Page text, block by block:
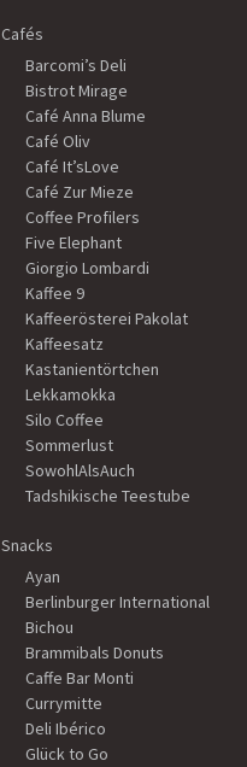
Cafés
Barcomi’s Deli
Bistrot Mirage
Café Anna Blume
Café Oliv
Café It’sLove
Café Zur Mieze
Coffee Profilers
Five Elephant
Giorgio Lombardi
Kaffee 9
Kaffeerösterei Pakolat
Kaffeesatz
Kastanientörtchen
Lekkamokka
Silo Coffee
Sommerlust
SowohlAlsAuch
Tadshikische Teestube
Snacks
Ayan
Berlinburger International
Bichou
Brammibals Donuts
Caffe Bar Monti
Currymitte
Deli Ibérico
Glück to Go